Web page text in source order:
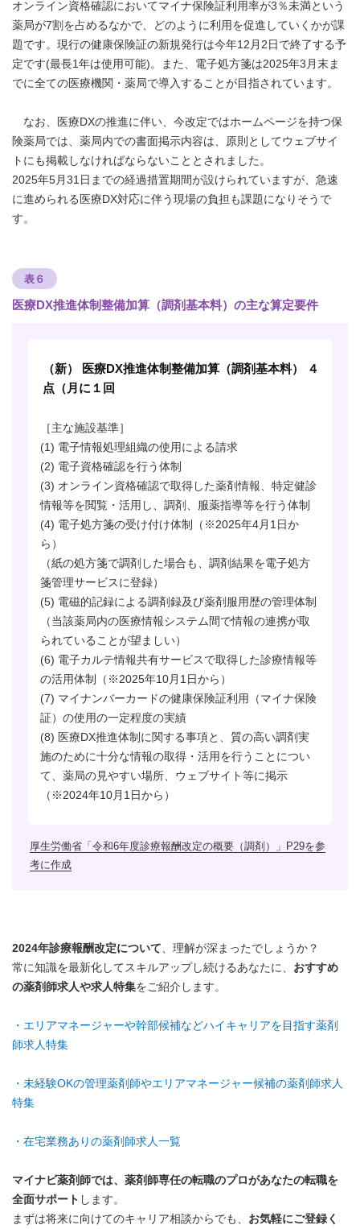
オンライン資格確認においてマイナ保険証利用率が3％未満という
薬局が7割を占めるなかで、どのように利用を促進していくかが課
題です。現行の健康保険証の新規発行は今年12月2日で終了する予
定です(最長1年は使用可能)。また、電子処方箋は2025年3月末ま
でに全ての医療機関・薬局で導入することが目指されています。
なお、医療DXの推進に伴い、今改定ではホームページを持つ保
険薬局では、薬局内での書面掲示内容は、原則としてウェブサイ
トにも掲載しなければならないこととされました。
2025年5月31日までの経過措置期間が設けられていますが、急速
に進められる医療DX対応に伴う現場の負担も課題になりそうで
す。
表６
医療DX推進体制整備加算（調剤基本料）の主な算定要件
（新） 医療DX推進体制整備加算（調剤基本料） ４
点（月に１回
［主な施設基準］
(1) 電子情報処理組織の使用による請求
(2) 電子資格確認を行う体制
(3) オンライン資格確認で取得した薬剤情報、特定健診
情報等を閲覧・活用し、調剤、服薬指導等を行う体制
(4) 電子処方箋の受け付け体制（※2025年4月1日か
ら）
（紙の処方箋で調剤した場合も、調剤結果を電子処方
箋管理サービスに登録）
(5) 電磁的記録による調剤録及び薬剤服用歴の管理体制
（当該薬局内の医療情報システム間で情報の連携が取
られていることが望ましい）
(6) 電子カルテ情報共有サービスで取得した診療情報等
の活用体制（※2025年10月1日から）
(7) マイナンバーカードの健康保険証利用（マイナ保険
証）の使用の一定程度の実績
(8) 医療DX推進体制に関する事項と、質の高い調剤実
施のために十分な情報の取得・活用を行うことについ
て、薬局の見やすい場所、ウェブサイト等に掲示
（※2024年10月1日から）
厚生労働省「令和6年度診療報酬改定の概要（調剤）」P29を参
考に作成
2024年診療報酬改定について 、理解が深まったでしょうか？
常に知識を最新化してスキルアップし続けるあなたに、 おすすめ
の薬剤師求人や求人特集をご紹介します。
・エリアマネージャーや幹部候補などハイキャリアを目指す薬剤
師求人特集
・未経験OKの管理薬剤師やエリアマネージャー候補の薬剤師求人
特集
・在宅業務ありの薬剤師求人一覧
マイナビ薬剤師では、薬剤師専任の転職のプロがあなたの転職を
全面サポート します。
まずは将来に向けてのキャリア相談からでも、 お気軽にご登録く